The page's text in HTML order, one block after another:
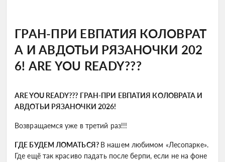
ГРАН-ПРИ ЕВПАТИЯ КОЛОВРАТ
А И АВДОТЬИ РЯЗАНОЧКИ 202
6! ARE YOU READY???
ARE YOU READY??? ГРАН-ПРИ ЕВПАТИЯ КОЛОВРАТА И
АВДОТЬИ РЯЗАНОЧКИ 2026!
Возвращаемся уже в третий раз!!!
ГДЕ БУДЕМ ЛОМАТЬСЯ? В нашем любимом «Лесопарке».
Где ещё так красиво падать после берпи, если не на фоне